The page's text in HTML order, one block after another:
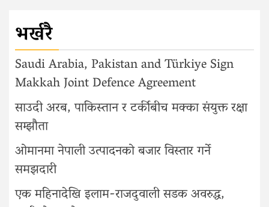
भर्खरै
Saudi Arabia, Pakistan and Türkiye Sign
Makkah Joint Defence Agreement
साउदी अरब, पाकिस्तान र टर्कीबीच मक्का संयुक्त रक्षा
सम्झौता
ओमानमा नेपाली उत्पादनको बजार विस्तार गर्ने
समझदारी
एक महिनादेखि इलाम-राजदुवाली सडक अवरुद्ध,